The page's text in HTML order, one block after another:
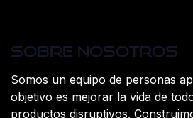
Sobre nosotros
Somos un equipo de personas
objetivo es mejorar la vida de
productos disruptivos.